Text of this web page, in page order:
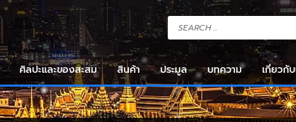
ศิลปะและของสะสม สินค้า ประมูล บทความ เกี่ยวกับ